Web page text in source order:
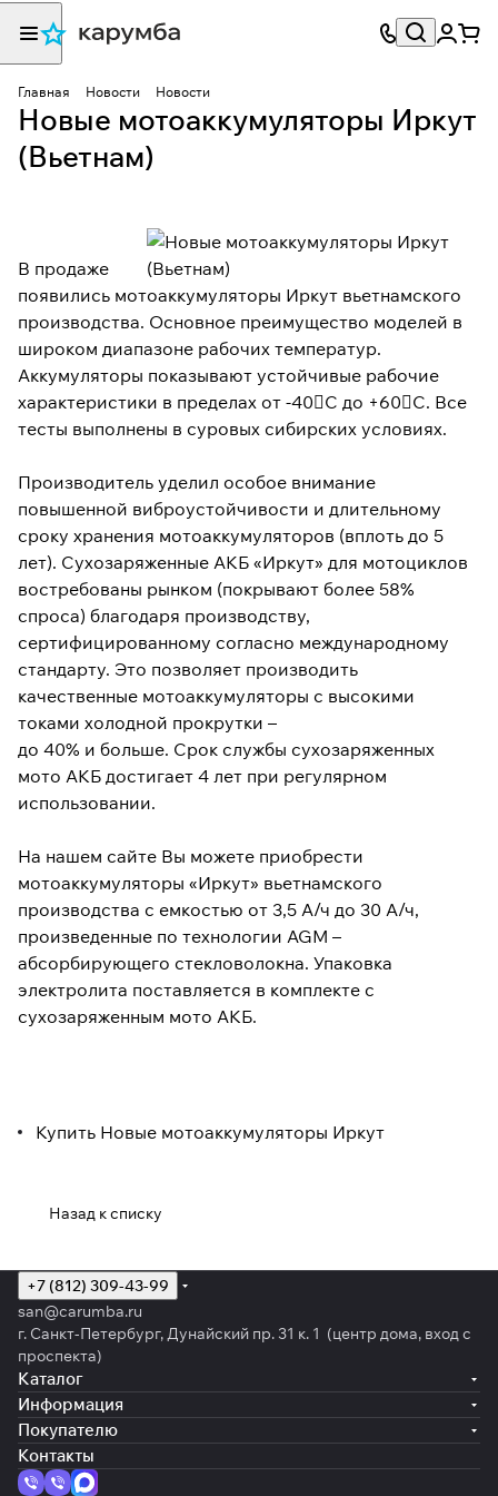
Главная Новости Новости
Новые мотоаккумуляторы Иркут
(Вьетнам)
В продаже
появились мотоаккумуляторы Иркут вьетнамского
производства. Основное преимущество моделей в
широком диапазоне рабочих температур.
Аккумуляторы показывают устойчивые рабочие
характеристики в пределах от -40С до +60С. Все
тесты выполнены в суровых сибирских условиях.
Производитель уделил особое внимание
повышенной виброустойчивости и длительному
сроку хранения мотоаккумуляторов (вплоть до 5
лет). Сухозаряженные АКБ «Иркут» для мотоциклов
востребованы рынком (покрывают более 58%
спроса) благодаря производству,
сертифицированному согласно международному
стандарту. Это позволяет производить
качественные мотоаккумуляторы с высокими
токами холодной прокрутки –
до 40% и больше. Срок службы сухозаряженных
мото АКБ достигает 4 лет при регулярном
использовании.
На нашем сайте Вы можете приобрести
мотоаккумуляторы «Иркут» вьетнамского
производства с емкостью от 3,5 А/ч до 30 А/ч,
произведенные по технологии AGM –
абсорбирующего стекловолокна. Упаковка
электролита поставляется в комплекте с
сухозаряженным мото АКБ.
Купить Новые мотоаккумуляторы Иркут
Назад к списку
+7 (812) 309-43-99
san@carumba.ru
г. Санкт-Петербург, Дунайский пр. 31 к. 1 (центр дома, вход с
проспекта)
Каталог
Информация
Покупателю
Контакты